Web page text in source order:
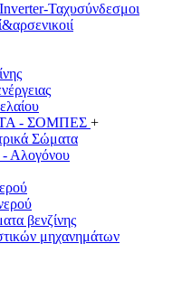
Ταχυσύνδεσμοι
- ΣΟΜΠΕΣ +
Σώματα
- Αλογόνου
βενζίνης
μηχανημάτων